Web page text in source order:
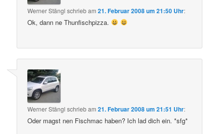
Werner Stängl schriebam21. Februar 2008 um 21:50 Uhr:
Ok, dann ne Thunfischpizza.
Werner Stängl schriebam21. Februar 2008 um 21:51 Uhr:
Oder magst nen Fischmac haben? Ich lad dich ein. *sfg*